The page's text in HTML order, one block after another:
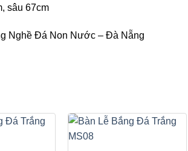
sâu 67cm
Nghề Đá Non Nước – Đà Nẵng